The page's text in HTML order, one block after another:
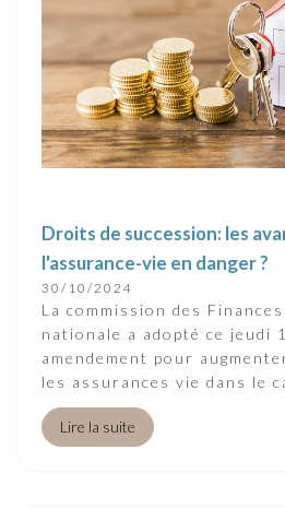
Droits de succession: les
l'assurance-vie en danger ?
30/10/2024
La commission des
nationale a adopté ce jeudi
amendement pour
les assurances vie dans le
Lire la suite